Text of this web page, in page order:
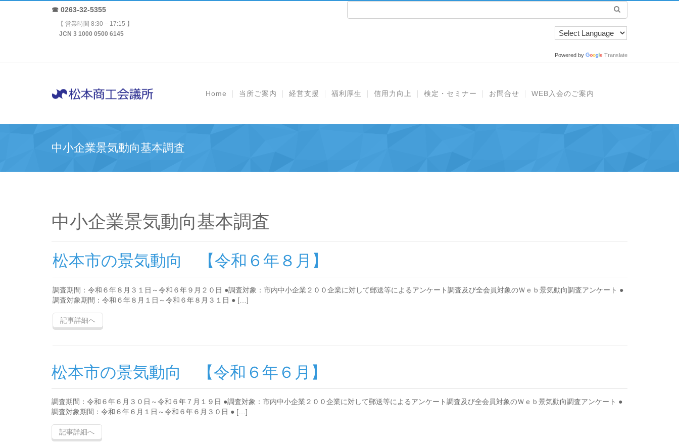
☎ 0263-32-5355
【 営業時間 8:30 – 17:15 】
JCN 3 1000 0500 6145
Powered by Translate
Home 当所ご案内 経営支援 福利厚生 信用力向上 検定・セミナー お問合せ WEB入会のご案内
中小企業景気動向基本調査
中小企業景気動向基本調査
松本市の景気動向 【令和６年８月】
調査期間：令和６年８月３１日～令和６年９月２０日 ●調査対象：市内中小企業２００企業に対して郵送等によるアンケート調査及び全会員対象のＷｅｂ景気動向調査アンケート ●
調査対象期間：令和６年８月１日～令和６年８月３１日 ● […]
記事詳細へ
松本市の景気動向 【令和６年６月】
調査期間：令和６年６月３０日～令和６年７月１９日 ●調査対象：市内中小企業２００企業に対して郵送等によるアンケート調査及び全会員対象のＷｅｂ景気動向調査アンケート ●
調査対象期間：令和６年６月１日～令和６年６月３０日 ● […]
記事詳細へ